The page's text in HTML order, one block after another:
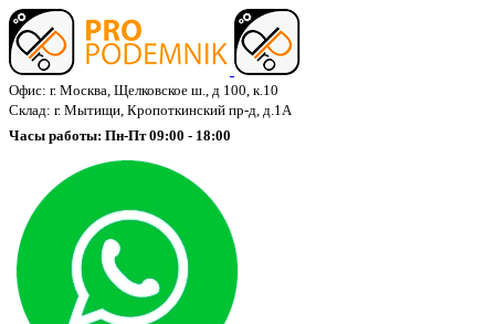
Офис: г. Москва, Щелковское ш., д 100, к.10
Склад: г. Мытищи, Кропоткинский пр-д, д.1А
Часы работы: Пн-Пт 09:00 - 18:00